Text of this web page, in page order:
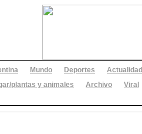
Mundo Deportes
Actualidad
plantas y animales Archivo
Viral